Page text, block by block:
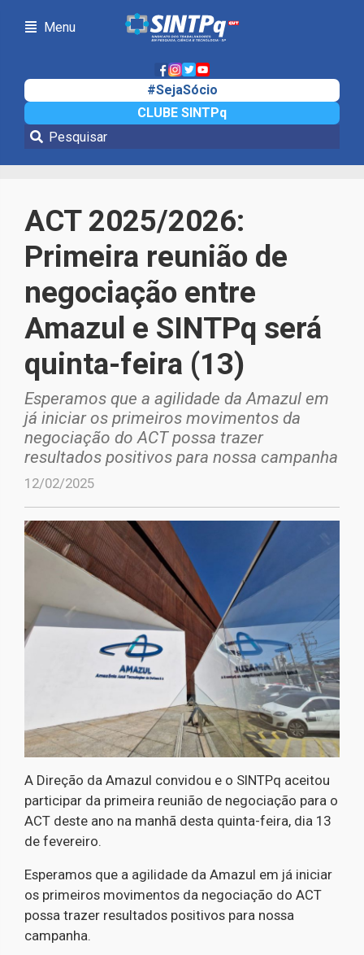
Menu
#SejaSócio
CLUBE SINTPq
Notícias
ACT 2025/2026:
Primeira reunião de
negociação entre
Amazul e SINTPq será
quinta-feira (13)
Esperamos que a agilidade da Amazul em
já iniciar os primeiros movimentos da
negociação do ACT possa trazer
resultados positivos para nossa campanha
12/02/2025
A Direção da Amazul convidou e o SINTPq aceitou
participar da primeira reunião de negociação para o
ACT deste ano na manhã desta quinta-feira, dia 13
de fevereiro.
Esperamos que a agilidade da Amazul em já iniciar
os primeiros movimentos da negociação do ACT
possa trazer resultados positivos para nossa
campanha.